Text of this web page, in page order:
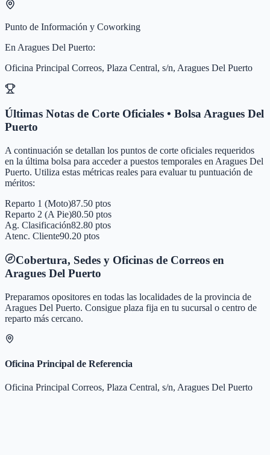
Punto de Información y Coworking
En Aragues Del Puerto:
Oficina Principal Correos, Plaza Central, s/n, Aragues Del Puerto
Últimas Notas de Corte Oficiales • BolsaAragues Del
Puerto
A continuación se detallan los puntos de corte oficiales requeridos
en la última bolsa para acceder a puestos temporales en Aragues Del
Puerto. Utiliza estas métricas reales para evaluar tu puntuación de
méritos:
Reparto 1 (Moto)87.50 ptos
Reparto 2 (A Pie)80.50 ptos
Ag. Clasificación82.80 ptos
Atenc. Cliente90.20 ptos
Cobertura, Sedes y Oficinas de Correos en
Aragues Del Puerto
Preparamos opositores en todas las localidades de la provincia de
Aragues Del Puerto. Consigue plaza fija en tu sucursal o centro de
reparto más cercano.
Oficina Principal de Referencia
Oficina Principal Correos, Plaza Central, s/n, Aragues Del Puerto